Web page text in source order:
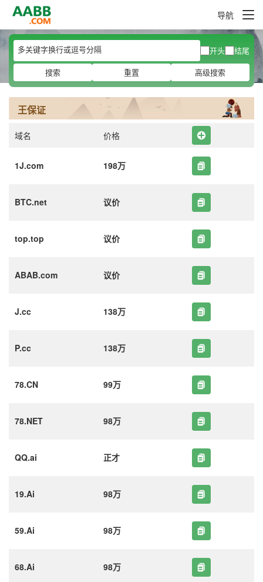
导航
开头
结尾
搜索
重置 高级搜索
王保证
域名 价格
1J.com 198万
BTC.net 议价
top.top 议价
ABAB.com 议价
J.cc 138万
P.cc 138万
78.CN 99万
78.NET 98万
QQ.ai 正才
19.Ai 98万
59.Ai 98万
68.Ai 98万